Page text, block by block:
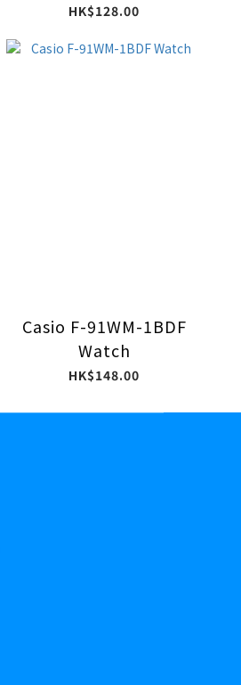
HK$128.00
Casio F-91WM-1BDF
Watch
HK$148.00